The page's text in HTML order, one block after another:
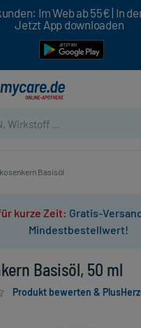
Im Web ab 55€ | In
Jetzt App downloaden
Basisöl
kurze Zeit: Gratis-
Mindestbestellwert!
Basisöl, 50 ml
Produkt bewerten &